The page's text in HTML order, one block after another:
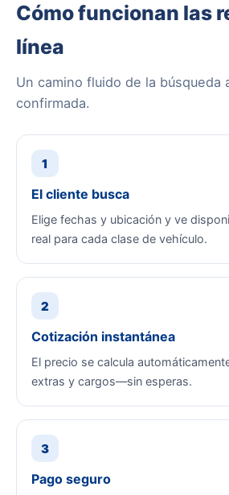
Cómo funcionan las
línea
Un camino fluido de la búsqueda
confirmada.
1
El cliente busca
Elige fechas y ubicación y ve
real para cada clase de vehículo.
2
Cotización instantánea
El precio se calcula
extras y cargos—sin esperas.
3
Pago seguro